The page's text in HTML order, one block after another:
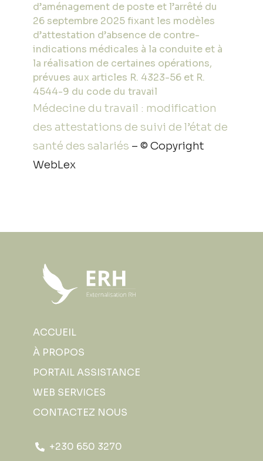
d’aménagement de poste et l’arrêté du
26 septembre 2025 fixant les modèles
d’attestation d’absence de contre-
indications médicales à la conduite et à
la réalisation de certaines opérations,
prévues aux articles R. 4323-56 et R.
4544-9 du code du travail
Médecine du travail : modification
des attestations de suivi de l’état de
santé des salariés – © Copyright
WebLex
ACCUEIL
À PROPOS
PORTAIL ASSISTANCE
WEB SERVICES
CONTACTEZ NOUS
+230 650 3270